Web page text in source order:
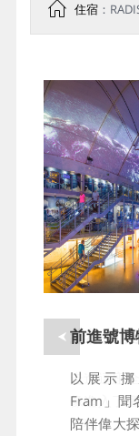
住宿：
維格蘭雕
走進這座
像進入了
的獨白！
前進號
以展示
Fram」聞
陪伴偉大